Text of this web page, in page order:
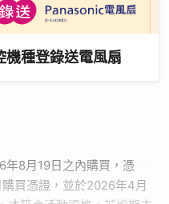
機種登錄送電風扇
8月19日之內購買，憑
買憑證，並於2026年4月